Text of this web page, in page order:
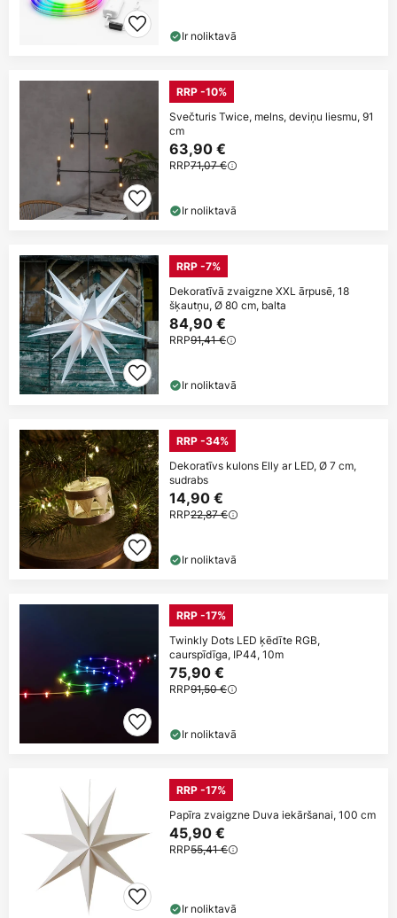
Ir noliktavā
RRP -10%
Svečturis Twice, melns, deviņu liesmu, 91
cm
63,90 €
RRP71,07 €
Ir noliktavā
RRP -7%
Dekoratīvā zvaigzne XXL ārpusē, 18
šķautņu, Ø 80 cm, balta
84,90 €
RRP91,41 €
Ir noliktavā
RRP -34%
Dekoratīvs kulons Elly ar LED, Ø 7 cm,
sudrabs
14,90 €
RRP22,87 €
Ir noliktavā
RRP -17%
Twinkly Dots LED ķēdīte RGB,
caurspīdīga, IP44, 10m
75,90 €
RRP91,50 €
Ir noliktavā
RRP -17%
Papīra zvaigzne Duva iekāršanai, 100 cm
45,90 €
RRP55,41 €
Ir noliktavā